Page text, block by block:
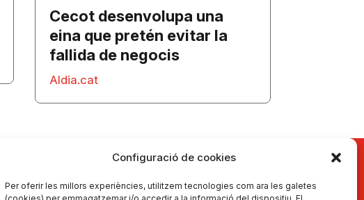
Configuració de cookies
Per oferir les millors experiències, utilitzem tecnologies com ara les galetes
Cecot desenvolupa una
eina que pretén evitar la
fallida de negocis
Aldia.cat